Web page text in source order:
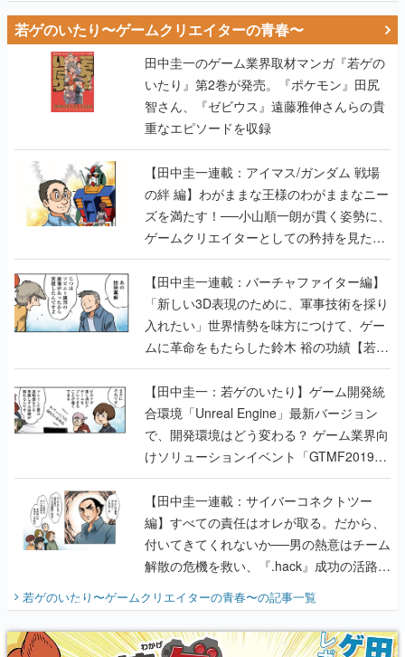
若ゲのいたり〜ゲームクリエイターの青春〜
田中圭一のゲーム業界取材マンガ『若ゲの
いたり』第2巻が発売。『ポケモン』田尻
智さん、『ゼビウス』遠藤雅伸さんらの貴
重なエピソードを収録
【田中圭一連載：アイマス/ガンダム 戦場
の絆 編】わがままな王様のわがままなニー
ズを満たす！──小山順一朗が貫く姿勢に、
ゲームクリエイターとしての矜持を見た
【若ゲのいたり最終回】
【田中圭一連載：バーチャファイター編】
「新しい3D表現のために、軍事技術を採り
入れたい」世界情勢を味方につけて、ゲー
ムに革命をもたらした鈴木 裕の功績【若ゲ
のいたり】
【田中圭一：若ゲのいたり】ゲーム開発統
合環境「Unreal Engine」最新バージョン
で、開発環境はどう変わる？ ゲーム業界向
けソリューションイベント「GTMF2019」
に行って、より理解を深めよう【PR】
【田中圭一連載：サイバーコネクトツー
編】すべての責任はオレが取る。だから、
付いてきてくれないか──男の熱意はチーム
解散の危機を救い、『.hack』成功の活路を
開く。業界の快男児・松山 洋に流れる血は
『少年ジャンプ』色だった【若ゲのいた
り】
若ゲのいたり〜ゲームクリエイターの青春〜の記事一覧